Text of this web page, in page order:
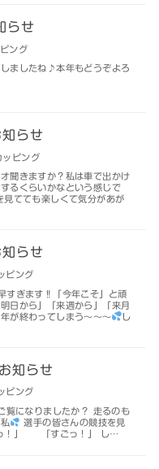
らせ
ング
ましたね♪本年もどうぞよろ
らせ
ッピング
聞きますか？私は車で出かけ
るくらいかなという感じで
てても楽しくて気分があが
らせ
ピング
すぎます‼「今年こそ」と頑
日から」「来週から」「来月
が終わってしまう～～～
し
知らせ
ピング
覧になりましたか？ 走るのも
選手の皆さんの競技を見
！」 「すごっ！」 し…